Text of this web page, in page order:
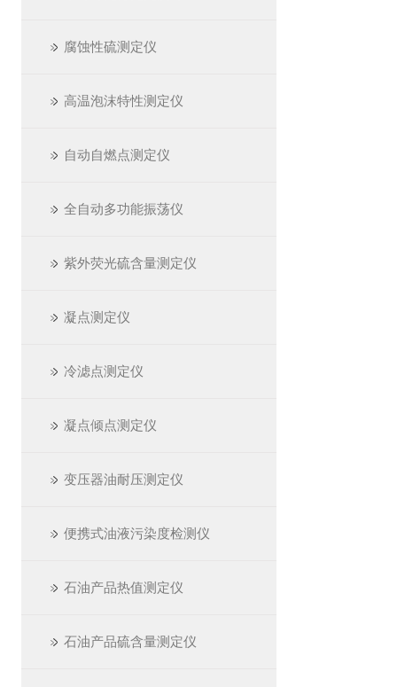
腐蚀性硫测定仪
高温泡沫特性测定仪
自动自燃点测定仪
全自动多功能振荡仪
紫外荧光硫含量测定仪
凝点测定仪
冷滤点测定仪
凝点倾点测定仪
变压器油耐压测定仪
便携式油液污染度检测仪
石油产品热值测定仪
石油产品硫含量测定仪